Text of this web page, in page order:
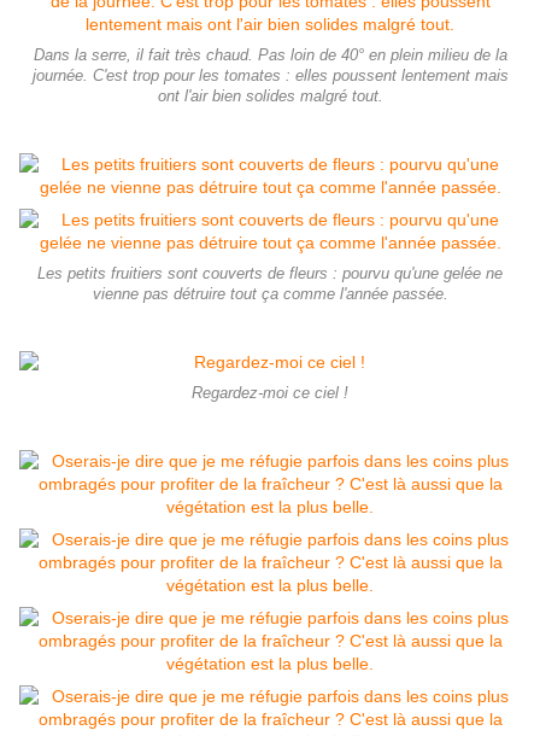
Dans la serre, il fait très chaud. Pas loin de 40° en plein milieu de la
journée. C'est trop pour les tomates : elles poussent lentement mais
ont l'air bien solides malgré tout.
Les petits fruitiers sont couverts de fleurs : pourvu qu'une gelée ne
vienne pas détruire tout ça comme l'année passée.
Regardez-moi ce ciel !